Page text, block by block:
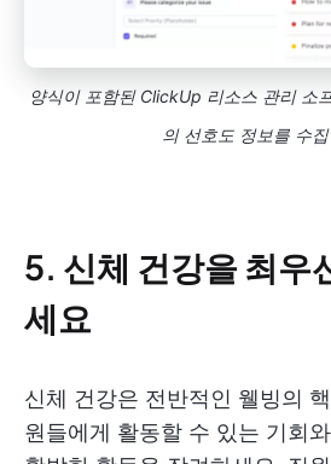
양식이 포함된 ClickUp 리소스 관리 소
의 선호도 정보를 수
5. 신체 건강을 최우
세요
신체 건강은 전반적인 웰빙의
원들에게 활동할 수 있는 기회